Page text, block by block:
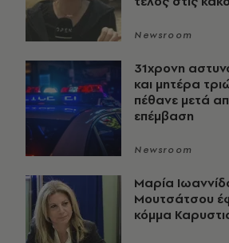
Newsroom
31χρονη
και μητέρα
πέθανε μετά
επέμβαση
Newsroom
Μαρία
Μουτσάτσου
κόμμα